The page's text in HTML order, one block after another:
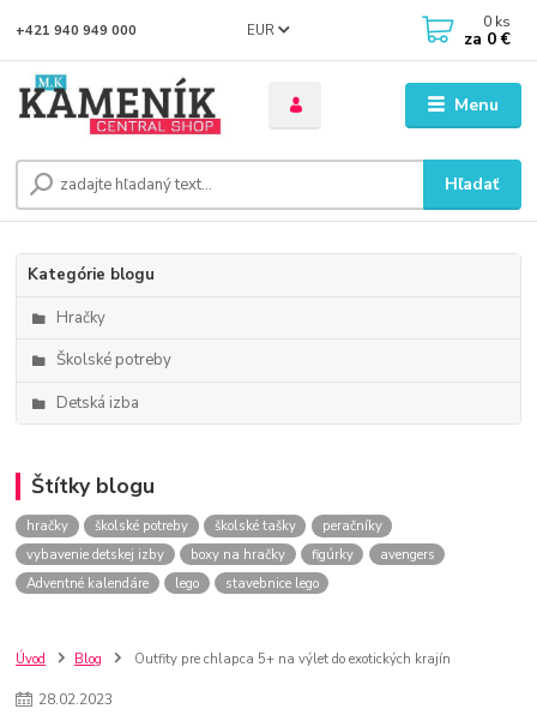
Menu
EUR
Hľadať
+421 940 949 000 0 ks
za 0 €
Kategórie blogu
Hračky
Školské potreby
Detská izba
Štítky blogu
hračky školské potreby školské tašky
peračníky
vybavenie detskej izby
boxy na hračky figúrky
avengers
Adventné kalendáre
lego stavebnice lego
Úvod Blog Outfity pre chlapca 5+ na výlet do exotických krajín
28.02.2023